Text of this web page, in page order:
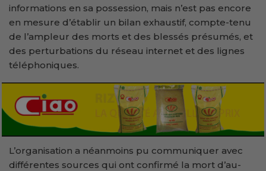
informations en sa possession, mais n’est pas encore
en mesure d’établir un bilan exhaustif, compte-tenu
de l’ampleur des morts et des blessés présumés, et
des perturbations du réseau internet et des lignes
téléphoniques.
L’organisation a néanmoins pu communiquer avec
différentes sources qui ont confirmé la mort d’au-